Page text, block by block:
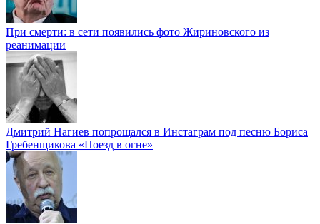
При смерти: в сети появились фото Жириновского из
реанимации
Дмитрий Нагиев попрощался в Инстаграм под песню Бориса
Гребенщикова «Поезд в огне»